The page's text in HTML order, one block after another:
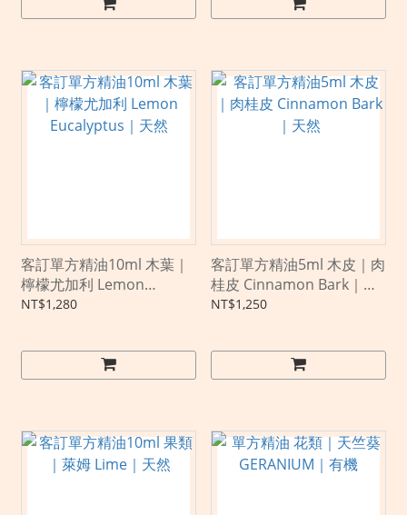
客訂單方精油10ml 木葉｜
檸檬尤加利 Lemon
Eucalyptus｜天然
NT$1,280
客訂單方精油5ml 木皮｜肉
桂皮 Cinnamon Bark｜天
然
NT$1,250